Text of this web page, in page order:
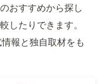
おすすめから探し
したりできます。
報と独自取材をも